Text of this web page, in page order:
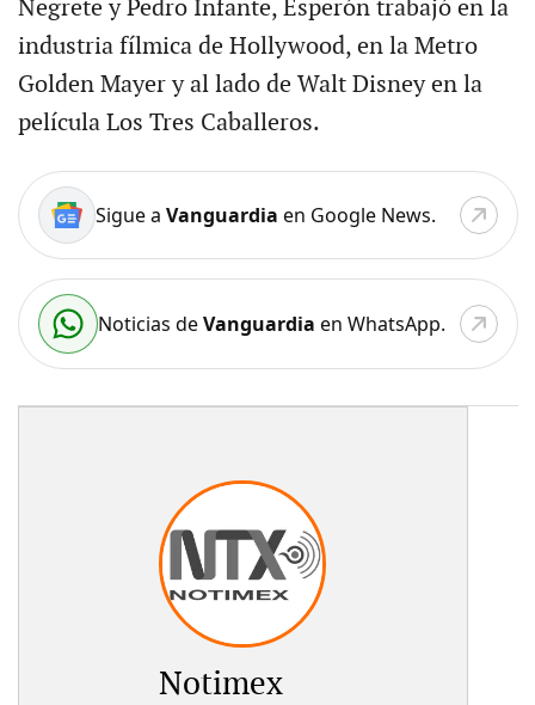
Negrete y Pedro Infante, Esperón trabajó en la
industria fílmica de Hollywood, en la Metro
Golden Mayer y al lado de Walt Disney en la
película Los Tres Caballeros.
Sigue a Vanguardia en Google News.
Noticias deVanguardia en WhatsApp.
Notimex